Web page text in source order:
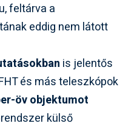
feltárva a
eddig nem látott
is jelentős
és más teleszkópok
öv objektumot
külső